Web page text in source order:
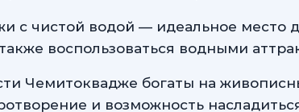
чистой водой — идеальное место
воспользоваться водными
Чемитоквадже богаты на
и возможность